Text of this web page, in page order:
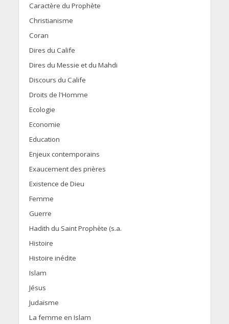
Caractère du Prophète
Christianisme
Coran
Dires du Calife
Dires du Messie et du Mahdi
Discours du Calife
Droits de l'Homme
Ecologie
Economie
Education
Enjeux contemporains
Exaucement des prières
Existence de Dieu
Femme
Guerre
Hadith du Saint Prophète (s.a.
Histoire
Histoire inédite
Islam
Jésus
Judaïsme
La femme en Islam